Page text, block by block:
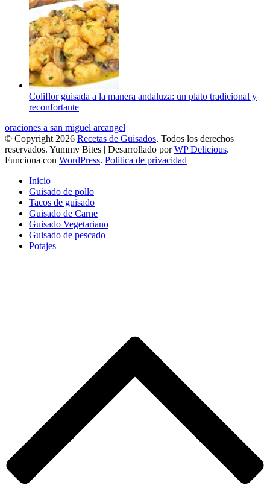
Coliflor guisada a la manera andaluza: un plato tradicional y
reconfortante
oraciones a san miguel arcangel
© Copyright 2026 Recetas de Guisados. Todos los derechos
reservados. Yummy Bites | Desarrollado porWP Delicious.
Funciona con WordPress. Politica de privacidad
Inicio
Guisado de pollo
Tacos de guisado
Guisado de Carne
Guisado Vegetariano
Guisado de pescado
Potajes